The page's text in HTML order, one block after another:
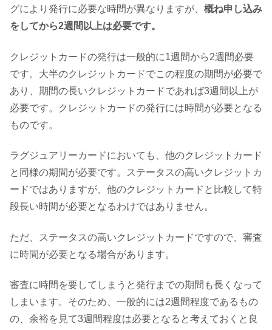
グにより発行に必要な時間が異なりますが、 概ね申し込み
をしてから2週間以上は必要です。
クレジットカードの発行は一般的に1週間から2週間必要
です。大半のクレジットカードでこの程度の期間が必要で
あり、期間の長いクレジットカードであれば3週間以上が
必要です。クレジットカードの発行には時間が必要となる
ものです。
ラグジュアリーカードにおいても、他のクレジットカード
と同様の期間が必要です。ステータスの高いクレジットカ
ードではありますが、他のクレジットカードと比較して特
段長い時間が必要となるわけではありません。
ただ、ステータスの高いクレジットカードですので、審査
に時間が必要となる場合があります。
審査に時間を要してしまうと発行までの期間も長くなって
しまいます。そのため、一般的には2週間程度であるもの
の、余裕を見て3週間程度は必要となると考えておくと良